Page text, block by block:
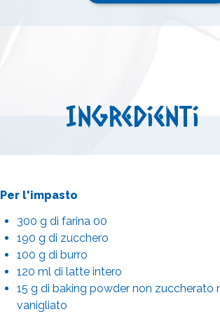
Ingredienti
Per l'impasto
300 g di farina 00
190 g di zucchero
100 g di burro
120 ml di latte intero
15 g di baking powder non zuccherato
vanigliato